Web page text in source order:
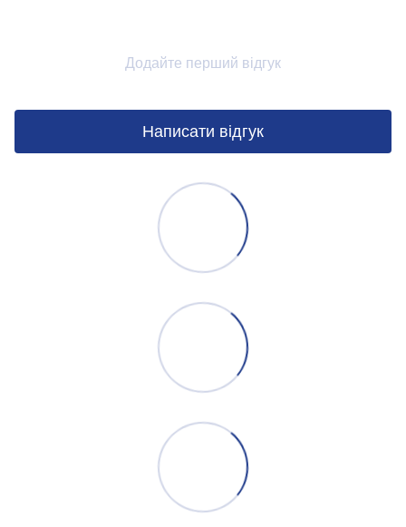
Додайте перший відгук
Написати відгук